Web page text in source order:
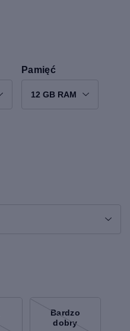
Pamięć
12 GB RAM
Bardzo
dobry